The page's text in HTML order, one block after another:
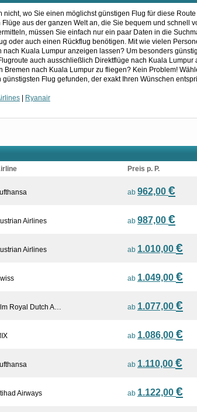
wo Sie einen möglichst günstigen Flug für diese
aus der ganzen Welt an, die Sie bequem und schnell
müssen Sie einfach nur ein paar Daten in die
oder auch einen Rückflug benötigen. Mit wie vielen
Kuala Lumpur anzeigen lassen? Um besonders
auch ausschließlich Direktflüge nach Kuala Lumpur
nach Kuala Lumpur zu fliegen? Kein Problem!
Flug gefunden, der exakt Ihren Wünschen
|
Ryanair
Preis p. P.
ab 962,00 €
Airlines ab 987,00 €
Airlines ab 1.010,00 €
ab 1.049,00 €
Royal Dutch A… ab 1.077,00 €
ab 1.086,00 €
ab 1.110,00 €
Airways ab 1.122,00 €